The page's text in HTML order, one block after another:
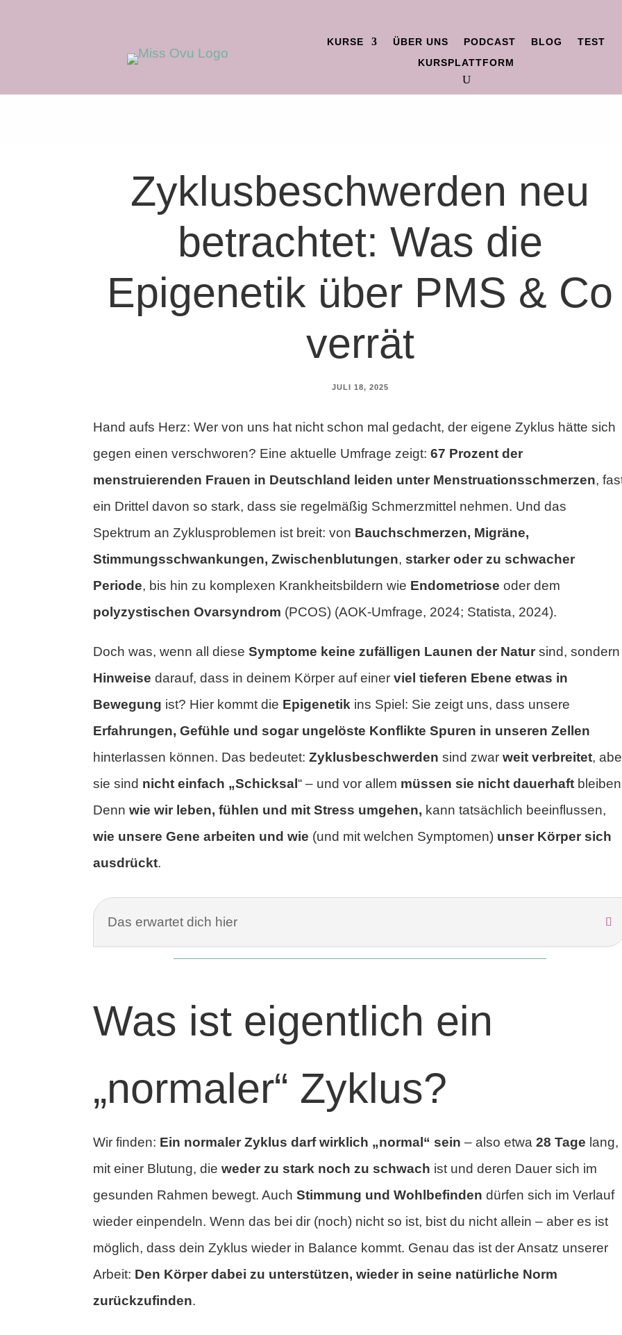
KURSE ÜBER UNS PODCAST BLOG
TEST
KURSPLATTFORM
Zyklusbeschwerden neu
betrachtet: Was die
Epigenetik über PMS & Co
verrät
JULI 18, 2025
Hand aufs Herz: Wer von uns hat nicht schon mal gedacht, der eigene Zyklus hätte sich
gegen einen verschworen? Eine aktuelle Umfrage zeigt:67 Prozent der
menstruierenden Frauen in Deutschland leiden unter Menstruationsschmerzen,
ein Drittel davon so stark, dass sie regelmäßig Schmerzmittel nehmen. Und das
Spektrum an Zyklusproblemen ist breit: von Bauchschmerzen, Migräne,
Stimmungsschwankungen, Zwischenblutungen,starker oder zu schwacher
Periode, bis hin zu komplexen Krankheitsbildern wie Endometriose oder dem
polyzystischen Ovarsyndrom (PCOS) (AOK-Umfrage, 2024; Statista, 2024).
Doch was, wenn all dieseSymptome keine zufälligen Launen der Natur sind, sondern
Hinweise darauf, dass in deinem Körper auf einerviel tieferen Ebene etwas in
Bewegung ist? Hier kommt die Epigenetik ins Spiel: Sie zeigt uns, dass unsere
Erfahrungen, Gefühle und sogar ungelöste Konflikte Spuren in unseren Zellen
hinterlassen können. Das bedeutet:Zyklusbeschwerden sind zwarweit verbreitet,
sie sind nicht einfach „Schicksal“ – und vor allem müssen sie nicht dauerhaft
Dennwie wir leben, fühlen und mit Stress umgehen, kann tatsächlich beeinflussen,
wie unsere Gene arbeiten und wie (und mit welchen Symptomen) unser Körper sich
ausdrückt.
Das erwartet dich hier
Was ist eigentlich ein
„normaler“ Zyklus?
Wir finden: Ein normaler Zyklus darf wirklich „normal“ sein – also etwa28 Tage lang,
mit einer Blutung, dieweder zu stark noch zu schwach ist und deren Dauer sich im
gesunden Rahmen bewegt. AuchStimmung und Wohlbefinden dürfen sich im Verlauf
wieder einpendeln. Wenn das bei dir (noch) nicht so ist, bist du nicht allein – aber es ist
möglich, dass dein Zyklus wieder in Balance kommt. Genau das ist der Ansatz unserer
Arbeit: Den Körper dabei zu unterstützen, wieder in seine natürliche Norm
zurückzufinden.